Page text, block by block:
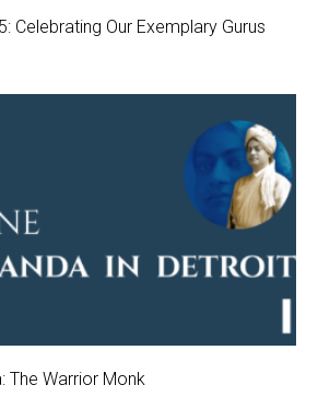
Celebrating Our Exemplary Gurus
The Warrior Monk